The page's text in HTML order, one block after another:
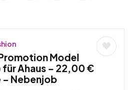
Model
Ahaus – 22,00 €
– Nebenjob